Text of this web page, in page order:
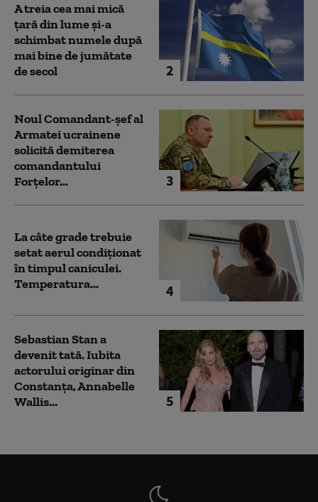
2
A treia cea mai mică
țară din lume și-a
schimbat numele după
mai bine de jumătate
de secol
3
Noul Comandant-șef al
Armatei ucrainene
solicită demiterea
comandantului
Forțelor...
4
La câte grade trebuie
setat aerul condiționat
în timpul caniculei.
Temperatura...
5
Sebastian Stan a
devenit tată. Iubita
actorului originar din
Constanța, Annabelle
Wallis...